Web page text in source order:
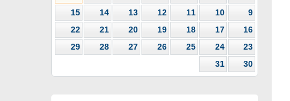
9
10
11
12
13
14
15
16
17
18
19
20
21
22
23
24
25
26
27
28
29
30
31